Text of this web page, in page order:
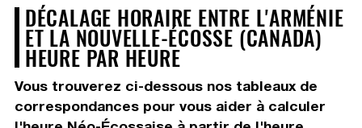
DÉCALAGE HORAIRE ENTRE L'ARMÉNIE
ET LA NOUVELLE-ÉCOSSE (CANADA)
HEURE PAR HEURE
Vous trouverez ci-dessous nos tableaux de
correspondances pour vous aider à calculer